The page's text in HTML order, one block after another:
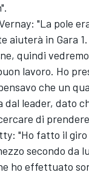
"La pole
aiuterà in Gara
quindi
lavoro. Ho
che un
dal leader, dato
di
"Ho fatto il
secondo da
ho effettuato